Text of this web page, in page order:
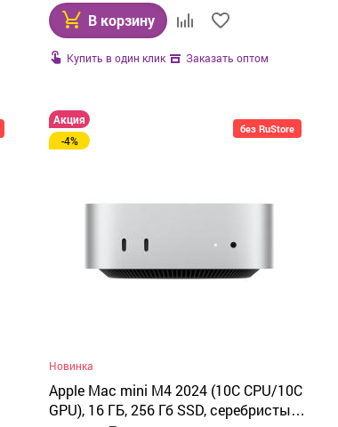
В корзину
Купить в один клик Заказать оптом
без RuStore
Акция
-4%
Новинка
Apple Mac mini M4 2024 (10C CPU/10C
GPU), 16 ГБ, 256 Гб SSD, серебристый